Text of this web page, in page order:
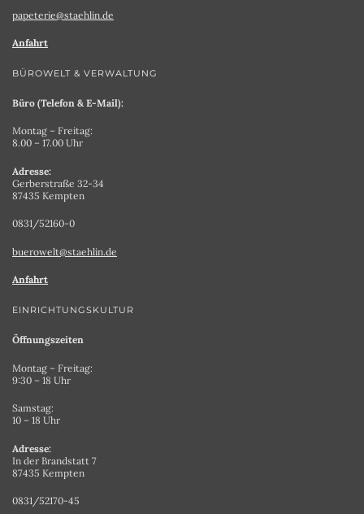
papeterie@staehlin.de
Anfahrt
BÜROWELT & VERWALTUNG
Büro (Telefon & E-Mail):
Montag – Freitag:
8.00 – 17.00 Uhr
Adresse:
Gerberstraße 32-34
87435 Kempten
0831/52160-0
buerowelt@staehlin.de
Anfahrt
EINRICHTUNGSKULTUR
Öffnungszeiten
Montag – Freitag:
9:30 – 18 Uhr
Samstag:
10 – 18 Uhr
Adresse:
In der Brandstatt 7
87435 Kempten
0831/52170-45